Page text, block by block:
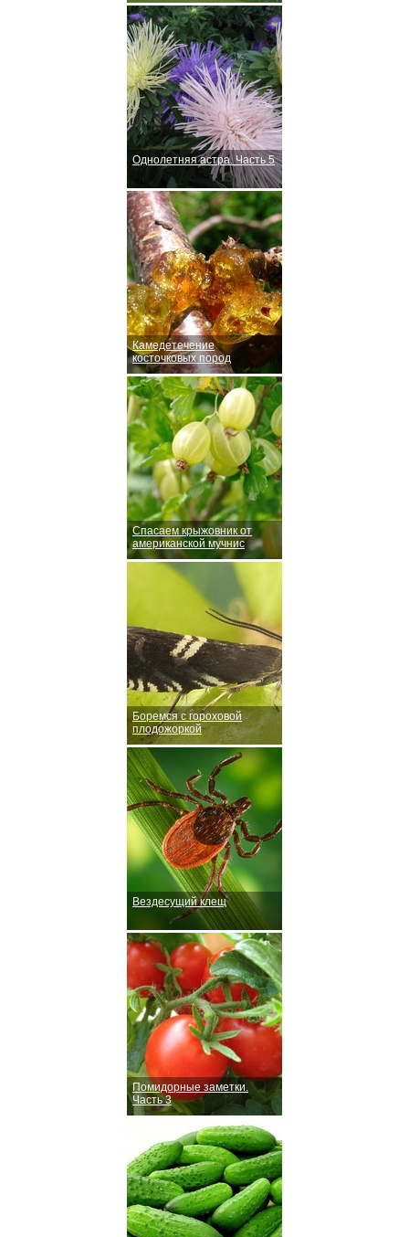
Однолетняя астра. Часть 5
Камедетечение
косточковых пород
Спасаем крыжовник от
американской мучнис
Боремся с гороховой
плодожоркой
Вездесущий клещ
Помидорные заметки.
Часть 3